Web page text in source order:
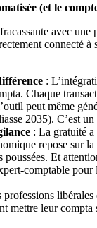
(et le
avec une
connecté
:
Chaque
peut même
2035). C’est
: La gratuité a
repose sur la
poussées. Et
comptable pour
professions libérales
mettre leur compta